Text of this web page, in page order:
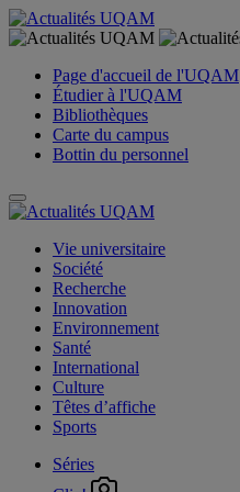
Page d'accueil de l'UQAM
Étudier à l'UQAM
Bibliothèques
Carte du campus
Bottin du personnel
Vie universitaire
Société
Recherche
Innovation
Environnement
Santé
International
Culture
Têtes d’affiche
Sports
Séries